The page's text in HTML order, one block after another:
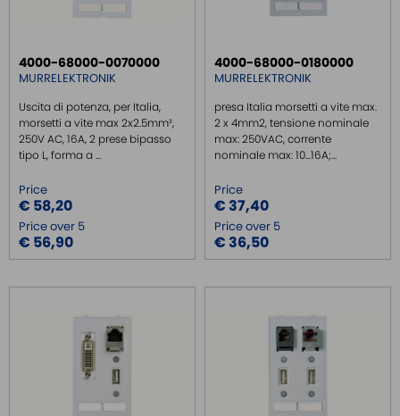
BATTERY
INSERTS
WIRED CONNECTORS
CONNECTORS
OVER CURRENT PROTECTION DEVICE
ENERGY MANAGEMENT
SENSORS
SURGE PROTECTOR
INJECTOR POE
4000-68000-0070000
MURRELEKTRONIK
Uscita di potenza, per Italia,
morsetti a vite max 2x2.5mm²,
250V AC, 16A, 2 prese bipasso
tipo L, forma a ...
Price
€ 58,20
Price over 5
€ 56,90
4000-68000-0180000
MURRELEKTRONIK
presa Italia morsetti a vite max.
2 x 4mm2, tensione nominale
max: 250VAC, corrente
nominale max: 10...16A;...
Price
€ 37,40
Price over 5
€ 36,50